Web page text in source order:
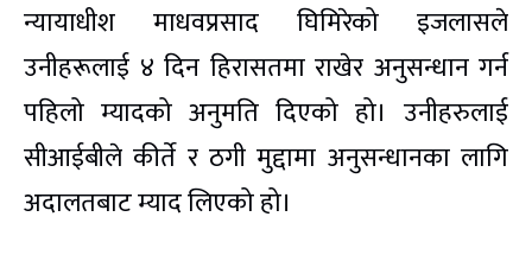
न्यायाधीश माधवप्रसाद घिमिरेको इजलासले
उनीहरूलाई ४ दिन हिरासतमा राखेर अनुसन्धान गर्न
पहिलो म्यादको अनुमति दिएको हो। उनीहरुलाई
सीआईबीले कीर्ते र ठगी मुद्दामा अनुसन्धानका लागि
अदालतबाट म्याद लिएको हो।